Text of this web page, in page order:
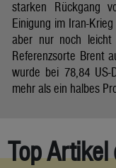
starken Rückgang
Einigung im Iran-
aber nur noch
Referenzsorte Brent
wurde bei 78,84 US-
mehr als ein halbes
Top Artikel